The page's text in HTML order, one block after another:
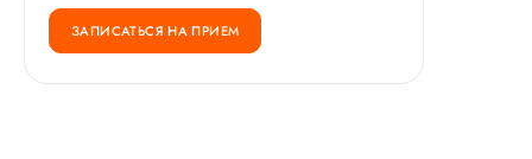
ЗАПИСАТЬСЯ НА ПРИЕМ